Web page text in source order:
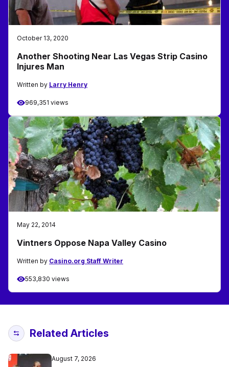
October 13, 2020
Another Shooting Near Las Vegas Strip Casino
Injures Man
Written by Larry Henry
969,351 views
May 22, 2014
Vintners Oppose Napa Valley Casino
Written by Casino.org Staff Writer
553,830 views
Related Articles
August 7, 2026